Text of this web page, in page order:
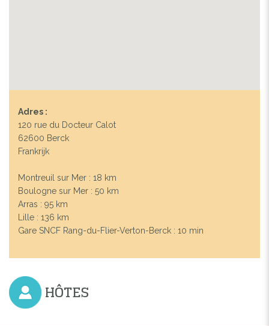
Adres :
120 rue du Docteur Calot
62600 Berck
Frankrijk
Montreuil sur Mer : 18 km
Boulogne sur Mer : 50 km
Arras : 95 km
Lille : 136 km
Gare SNCF Rang-du-Flier-Verton-Berck : 10 min
HÔTES